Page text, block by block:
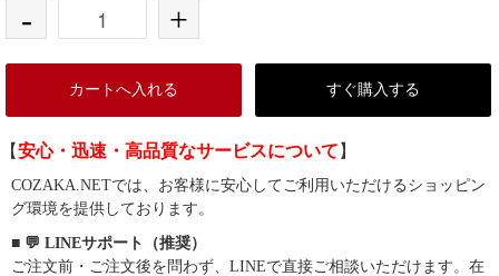
- +
カートへ入れる すぐ購入する
【安心・迅速・高品質なサービスについて 】
COZAKA.NETでは、お客様に安心してご利用いただけるショッピン
グ環境を提供しております。
■ 💬 LINEサポート（推奨）
ご注文前・ご注文後を問わず、LINEで直接ご相談いただけます。在